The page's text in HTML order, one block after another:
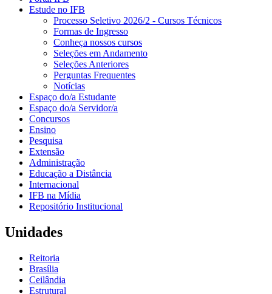
Estude no IFB
Processo Seletivo 2026/2 - Cursos Técnicos
Formas de Ingresso
Conheça nossos cursos
Seleções em Andamento
Seleções Anteriores
Perguntas Frequentes
Notícias
Espaço do/a Estudante
Espaço do/a Servidor/a
Concursos
Ensino
Pesquisa
Extensão
Administração
Educação a Distância
Internacional
IFB na Mídia
Repositório Institucional
Unidades
Reitoria
Brasília
Ceilândia
Estrutural